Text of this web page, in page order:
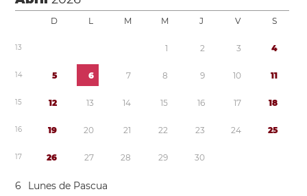
D L M M J V S
13 1 2 3 4
14 5 6 7 8 9 10 11
15 12 13 14 15 16 17 18
16 19 20 21 22 23 24 25
17 26 27 28 29 30
6 Lunes de Pascua